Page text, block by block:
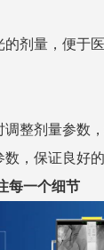
剂量，便于医
整剂量参数
，保证良好的
每一个细节